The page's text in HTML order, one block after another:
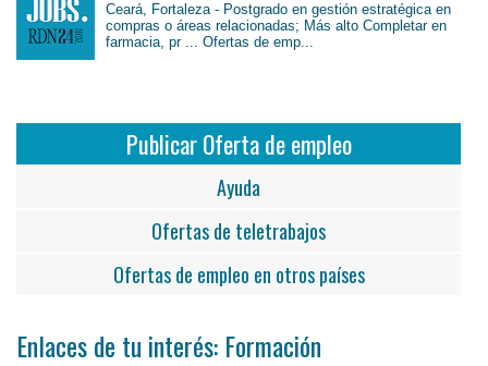
Ceará, Fortaleza - Postgrado en gestión estratégica en
compras o áreas relacionadas; Más alto Completar en
farmacia, pr ... Ofertas de emp...
Publicar Oferta de empleo
Ayuda
Ofertas de teletrabajos
Ofertas de empleo en otros países
Enlaces de tu interés: Formación